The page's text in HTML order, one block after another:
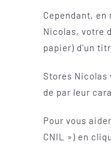
Cependant,
Nicolas, votre
papier) d’un
Stores Nicolas
de par leur
Pour vous
CNIL ») en